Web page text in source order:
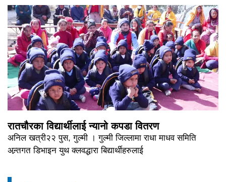
रातचौरका विद्यार्थीलाई न्यानो कपडा वितरण
अनिल खत्री२२ पुस, गुल्मी । गुल्मी जिल्लामा राधा माधव समिति
अन्र्तगत डिभाइन युथ क्लवद्धारा बिद्यार्थीहरुलाई